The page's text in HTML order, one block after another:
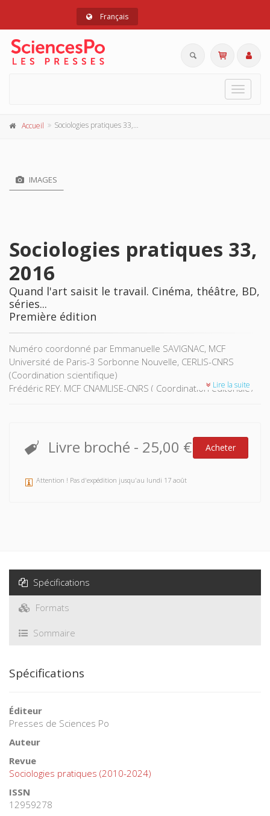
Français
Toggle
Accueil Sociologies pratiques 33, 2016
IMAGES
Sociologies pratiques 33,
2016
Quand l'art saisit le travail. Cinéma, théâtre, BD,
séries...
Première édition
Numéro coordonné par Emmanuelle SAVIGNAC, MCF
Université de Paris-3 Sorbonne Nouvelle, CERLIS-CNRS
(Coordination scientifique)
Frédéric REY, MCF CNAMLISE-CNRS ( Coordination éditoriale)
artistiques. Elle leur fournit caractères humains,
dramatisation, ancrage social, ressorts d'intrigue, mettant au
recherche scientifique ne parvient pas aisément à restituer.
Que trouvent les artistes dans le travail et dans la
Lire la suite
Livre broché - 25,00 € Acheter
Attention ! Pas d'expédition jusqu'au lundi 17 août
Spécifications
Formats
Sommaire
Spécifications
Éditeur
Presses de Sciences Po
Auteur
Revue
Sociologies pratiques (2010-2024)
ISSN
12959278